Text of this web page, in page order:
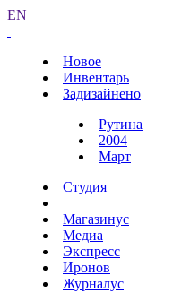
EN
Новое
Инвентарь
Задизайнено
Рутина
2004
Март
Студия
Магазинус
Медиа
Экспресс
Иронов
Журналус